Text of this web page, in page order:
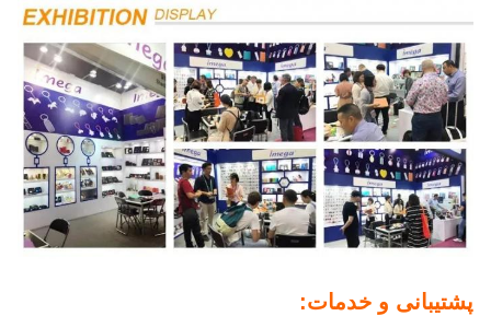
پشتیبانی و خدمات: